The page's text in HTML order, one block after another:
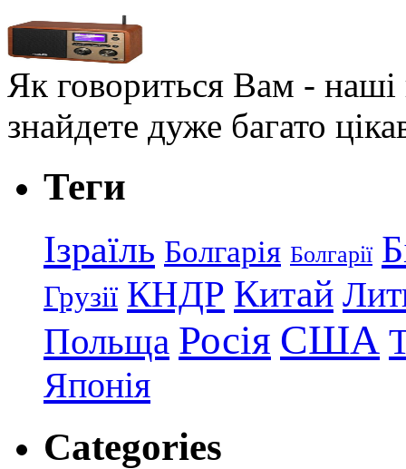
Як говориться Вам - наші
знайдете дуже багато
Теги
Ізраїль Болгарія Болгарії
Грузії КНДР Китай
Польща Росія США
Японія
Categories